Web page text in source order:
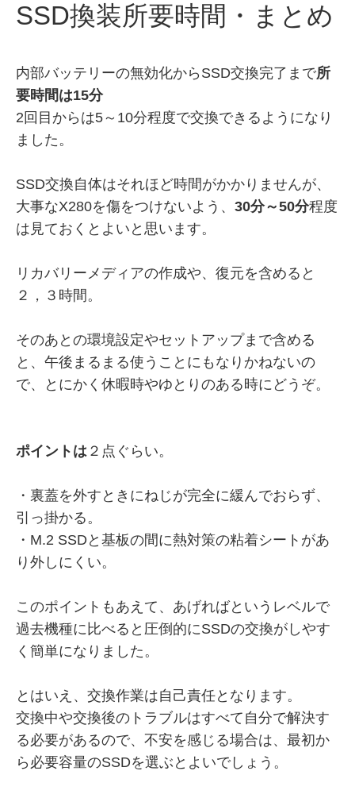
SSD換装所要時間・まとめ
内部バッテリーの無効化からSSD交換完了まで所
要時間は15分
2回目からは5～10分程度で交換できるようになり
ました。
SSD交換自体はそれほど時間がかかりませんが、
大事なX280を傷をつけないよう、 30分～50分程度
は見ておくとよいと思います。
リカバリーメディアの作成や、復元を含めると
２，３時間。
そのあとの環境設定やセットアップまで含める
と、午後まるまる使うことにもなりかねないの
で、とにかく休暇時やゆとりのある時にどうぞ。
ポイントは ２点ぐらい。
・裏蓋を外すときにねじが完全に緩んでおらず、
引っ掛かる。
・M.2 SSDと基板の間に熱対策の粘着シートがあ
り外しにくい。
このポイントもあえて、あげればというレベルで
過去機種に比べると圧倒的にSSDの交換がしやす
く簡単になりました。
とはいえ、交換作業は自己責任となります。
交換中や交換後のトラブルはすべて自分で解決す
る必要があるので、不安を感じる場合は、最初か
ら必要容量のSSDを選ぶとよいでしょう。